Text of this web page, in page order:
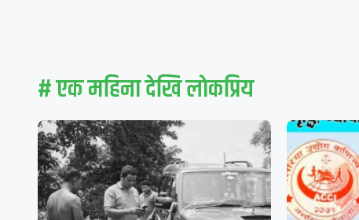
# एक महिना देखि लाेकप्रिय